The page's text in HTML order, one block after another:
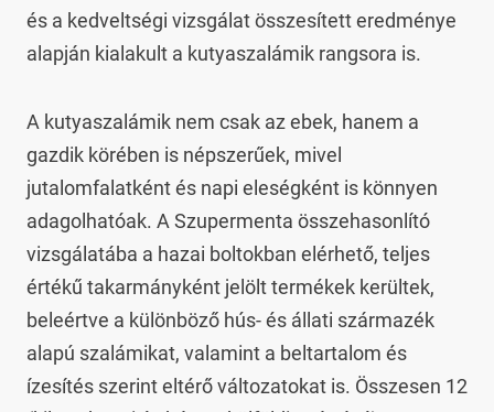
és a kedveltségi vizsgálat összesített eredménye
alapján kialakult a kutyaszalámik rangsora is.
A kutyaszalámik nem csak az ebek, hanem a
gazdik körében is népszerűek, mivel
jutalomfalatként és napi eleségként is könnyen
adagolhatóak. A Szupermenta összehasonlító
vizsgálatába a hazai boltokban elérhető, teljes
értékű takarmányként jelölt termékek kerültek,
beleértve a különböző hús- és állati származék
alapú szalámikat, valamint a beltartalom és
ízesítés szerint eltérő változatokat is. Összesen 12